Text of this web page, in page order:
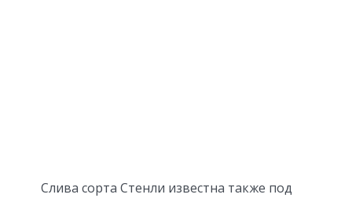
Слива сорта Стенли известна также под